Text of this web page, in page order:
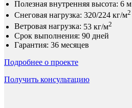
Полезная внутренняя высота: 6 м
Снеговая нагрузка: 320/224 кг/м2
Ветровая нагрузка: 53 кг/м2
Срок выполнения: 90 дней
Гарантия: 36 месяцев
Подробнее о проекте
Получить консультацию